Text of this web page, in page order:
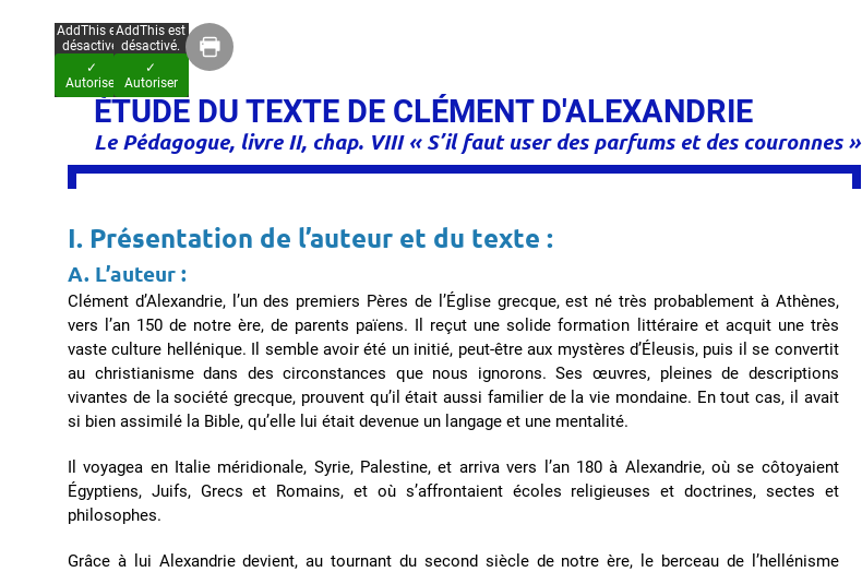
AddThis est
désactivé.
✓
Autoriser
AddThis est
désactivé.
✓
Autoriser
ÉTUDE DU TEXTE DE CLÉMENT D'ALEXANDRIE
Le Pédagogue, livre II, chap. VIII « S’il faut user des parfums et des couronnes »
I. Présentation de l’auteur et du texte :
A. L’auteur :
Clément d’Alexandrie, l’un des premiers Pères de l’Église grecque, est né très probablement à Athènes,
vers l’an 150 de notre ère, de parents païens. Il reçut une solide formation littéraire et acquit une très
vaste culture hellénique. Il semble avoir été un initié, peut-être aux mystères d’Éleusis, puis il se convertit
au christianisme dans des circonstances que nous ignorons. Ses œuvres, pleines de descriptions
vivantes de la société grecque, prouvent qu’il était aussi familier de la vie mondaine. En tout cas, il avait
si bien assimilé la Bible, qu’elle lui était devenue un langage et une mentalité.
Il voyagea en Italie méridionale, Syrie, Palestine, et arriva vers l’an 180 à Alexandrie, où se côtoyaient
Égyptiens, Juifs, Grecs et Romains, et où s’affrontaient écoles religieuses et doctrines, sectes et
philosophes.
Grâce à lui Alexandrie devient, au tournant du second siècle de notre ère, le berceau de l’hellénisme